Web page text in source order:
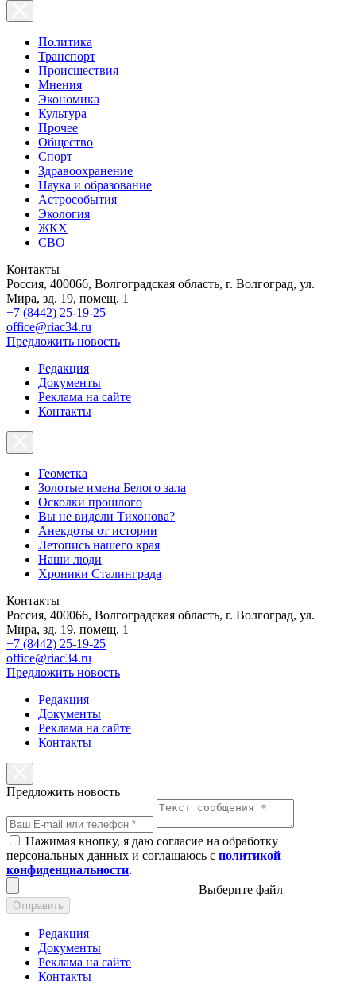
Политика
Транспорт
Происшествия
Мнения
Экономика
Культура
Прочее
Общество
Спорт
Здравоохранение
Наука и образование
Астрособытия
Экология
ЖКХ
СВО
Контакты
Россия, 400066, Волгоградская область, г. Волгоград, ул.
Мира, зд. 19, помещ. 1
+7 (8442) 25-19-25
office@riac34.ru
Предложить новость
Редакция
Документы
Реклама на сайте
Контакты
Геометка
Золотые имена Белого зала
Осколки прошлого
Вы не видели Тихонова?
Анекдоты от истории
Летопись нашего края
Наши люди
Хроники Сталинграда
Контакты
Россия, 400066, Волгоградская область, г. Волгоград, ул.
Мира, зд. 19, помещ. 1
+7 (8442) 25-19-25
office@riac34.ru
Предложить новость
Редакция
Документы
Реклама на сайте
Контакты
Предложить новость
Нажимая кнопку, я даю согласие на обработку
персональных данных и соглашаюсь с политикой
конфиденциальности.
Выберите файл
Отправить
Редакция
Документы
Реклама на сайте
Контакты